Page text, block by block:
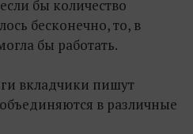
бы количество
бесконечно, то, в
бы работать.
вкладчики пишут
в различные